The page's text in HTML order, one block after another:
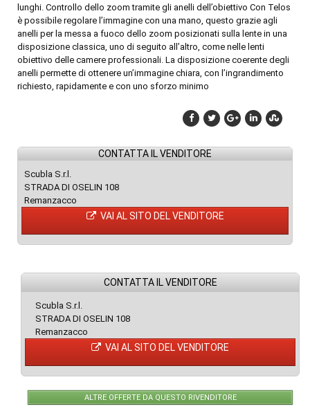
lunghi. Controllo dello zoom tramite gli anelli dell’obiettivo Con Telos
è possibile regolare l’immagine con una mano, questo grazie agli
anelli per la messa a fuoco dello zoom posizionati sulla lente in una
disposizione classica, uno di seguito all’altro, come nelle lenti
obiettivo delle camere professionali. La disposizione coerente degli
anelli permette di ottenere un’immagine chiara, con l’ingrandimento
richiesto, rapidamente e con uno sforzo minimo
CONTATTA IL VENDITORE
Scubla S.r.l.
STRADA DI OSELIN 108
Remanzacco
VAI AL SITO DEL VENDITORE
CONTATTA IL VENDITORE
Scubla S.r.l.
STRADA DI OSELIN 108
Remanzacco
VAI AL SITO DEL VENDITORE
ALTRE OFFERTE DA QUESTO RIVENDITORE